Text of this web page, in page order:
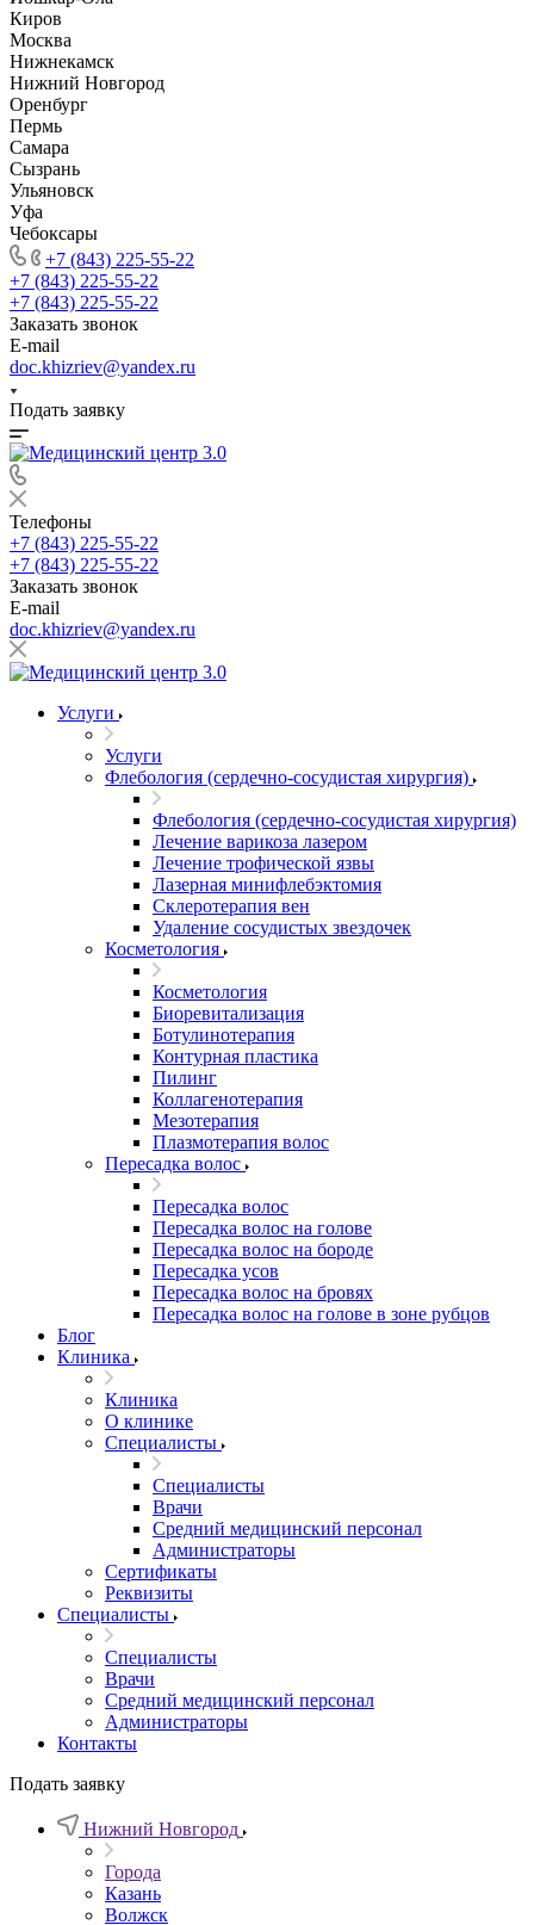
Киров
Москва
Нижнекамск
Нижний Новгород
Оренбург
Пермь
Самара
Сызрань
Ульяновск
Уфа
Чебоксары
+7 (843) 225-55-22
+7 (843) 225-55-22
+7 (843) 225-55-22
Заказать звонок
E-mail
doc.khizriev@yandex.ru
Подать заявку
Телефоны
+7 (843) 225-55-22
+7 (843) 225-55-22
Заказать звонок
E-mail
doc.khizriev@yandex.ru
Услуги
Услуги
Флебология (сердечно-сосудистая хирургия)
Флебология (сердечно-сосудистая хирургия)
Лечение варикоза лазером
Лечение трофической язвы
Лазерная минифлебэктомия
Cклеротерапия вен
Удаление сосудистых звездочек
Косметология
Косметология
Биоревитализация
Ботулинотерапия
Контурная пластика
Пилинг
Коллагенотерапия
Мезотерапия
Плазмотерапия волос
Пересадка волос
Пересадка волос
Пересадка волос на голове
Пересадка волос на бороде
Пересадка усов
Пересадка волос на бровях
Пересадка волос на голове в зоне рубцов
Блог
Клиника
Клиника
О клинике
Специалисты
Специалисты
Врачи
Средний медицинский персонал
Администраторы
Сертификаты
Реквизиты
Специалисты
Специалисты
Врачи
Средний медицинский персонал
Администраторы
Контакты
Подать заявку
Нижний Новгород
Города
Казань
Волжск